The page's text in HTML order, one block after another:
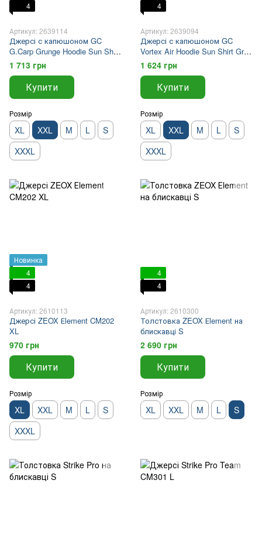
4
Артикул: 2639114
Джерсі с капюшоном GC
G.Carp Grunge Hoodie Sun Shirt
2XL NEW 2026
1 713 грн
Купити
Розмір
XL XXL M L
S
XXXL
4
Артикул: 2639094
Джерсі с капюшоном GC
Vortex Air Hoodie Sun Shirt Grey
2XL New Design
1 624 грн
Купити
Розмір
XL XXL M L
S
XXXL
Новинка
4
4
Артикул: 2610113
Джерсі ZEOX Еlement CM202
XL
970 грн
Купити
Розмір
XL XXL M L
S
XXXL
4
4
Артикул: 2610300
Толстовка ZEOX Еlement на
блискавці S
2 690 грн
Купити
Розмір
XL XXL M L S